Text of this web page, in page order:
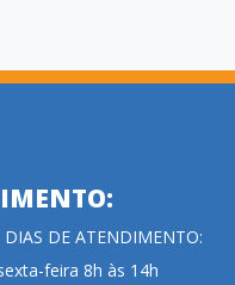
DIAS DE ATENDIMENTO:
feira 8h às 14h